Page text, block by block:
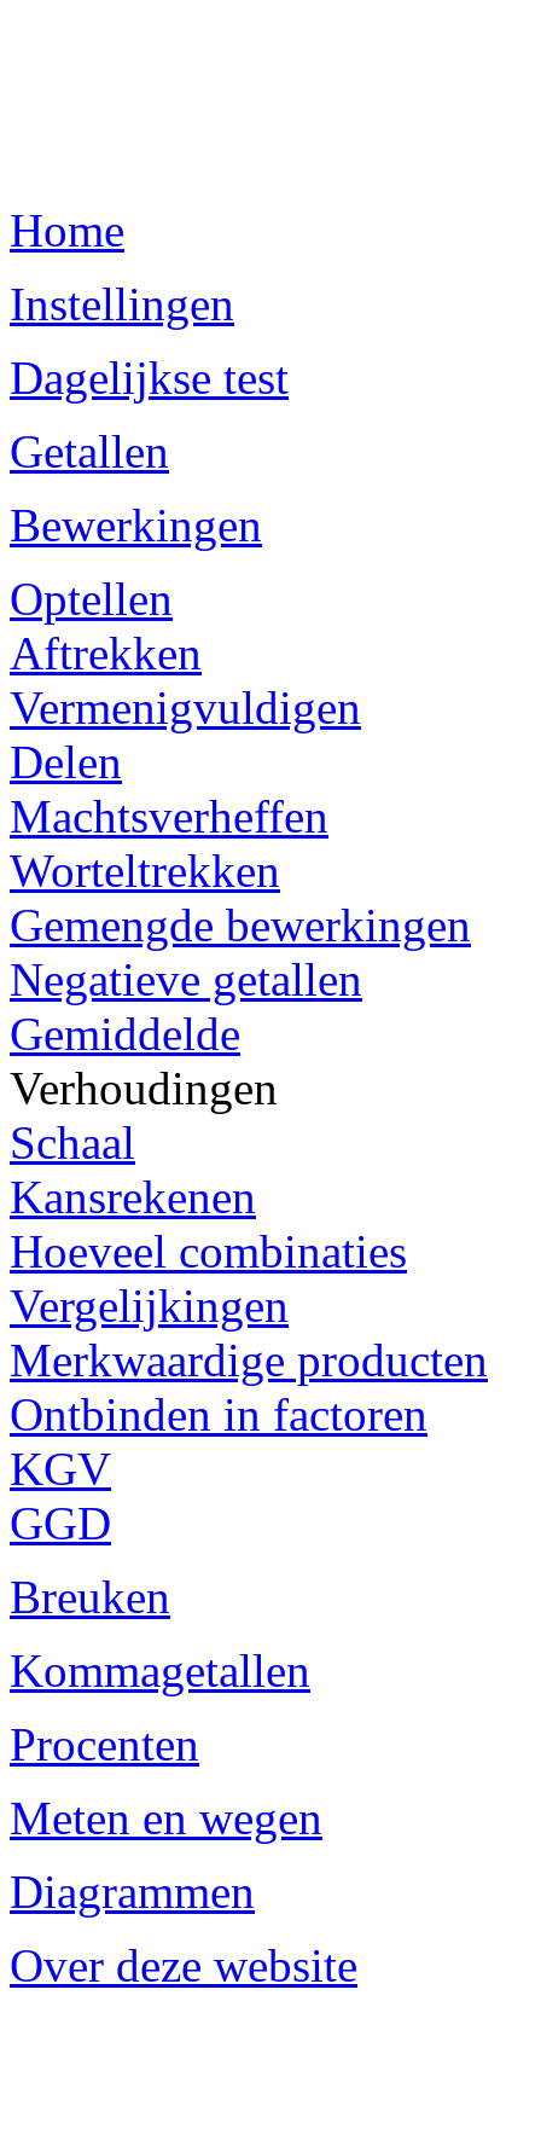
Home
Instellingen
Dagelijkse test
Getallen
Bewerkingen
Optellen
Aftrekken
Vermenigvuldigen
Delen
Machtsverheffen
Worteltrekken
Gemengde bewerkingen
Negatieve getallen
Gemiddelde
Verhoudingen
Schaal
Kansrekenen
Hoeveel combinaties
Vergelijkingen
Merkwaardige producten
Ontbinden in factoren
KGV
GGD
Breuken
Kommagetallen
Procenten
Meten en wegen
Diagrammen
Over deze website